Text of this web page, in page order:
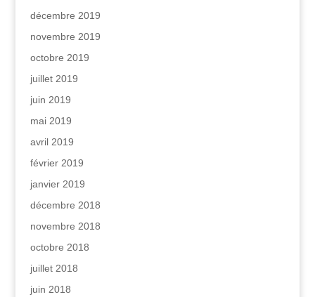
décembre 2019
novembre 2019
octobre 2019
juillet 2019
juin 2019
mai 2019
avril 2019
février 2019
janvier 2019
décembre 2018
novembre 2018
octobre 2018
juillet 2018
juin 2018